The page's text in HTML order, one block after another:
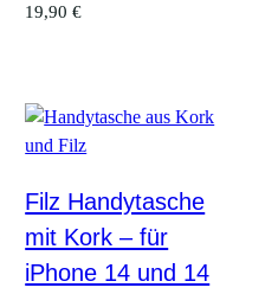
19,90€
Filz Handytasche
mit Kork – für
iPhone 14 und 14